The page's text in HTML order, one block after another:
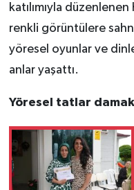
katılımıyla
renkli görüntülere
yöresel oyunlar ve
anlar yaşattı.
Yöresel tatlar